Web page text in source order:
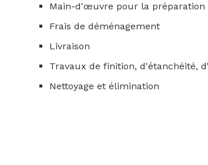
Main-d'œuvre pour la
Frais de déménagement
Livraison
Travaux de finition, d'étanchéité,
Nettoyage et élimination